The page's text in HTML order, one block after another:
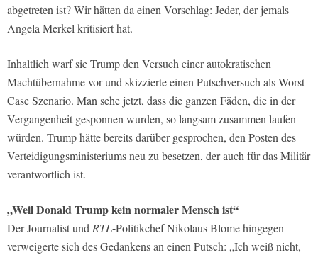
abgetreten ist? Wir hätten da einen Vorschlag: Jeder, der jemals
Angela Merkel kritisiert hat.
Inhaltlich warf sie Trump den Versuch einer autokratischen
Machtübernahme vor und skizzierte einen Putschversuch als Worst
Case Szenario. Man sehe jetzt, dass die ganzen Fäden, die in der
Vergangenheit gesponnen wurden, so langsam zusammen laufen
würden. Trump hätte bereits darüber gesprochen, den Posten des
Verteidigungsministeriums neu zu besetzen, der auch für das Militär
verantwortlich ist.
„Weil Donald Trump kein normaler Mensch ist“
Der Journalist und RTL-Politikchef Nikolaus Blome hingegen
verweigerte sich des Gedankens an einen Putsch: „Ich weiß nicht,